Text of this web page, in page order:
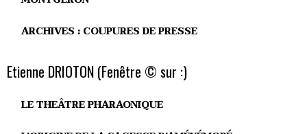
ARCHIVES : COUPURES DE PRESSE
Etienne DRIOTON (Fenêtre © sur :)
LE THEÂTRE PHARAONIQUE